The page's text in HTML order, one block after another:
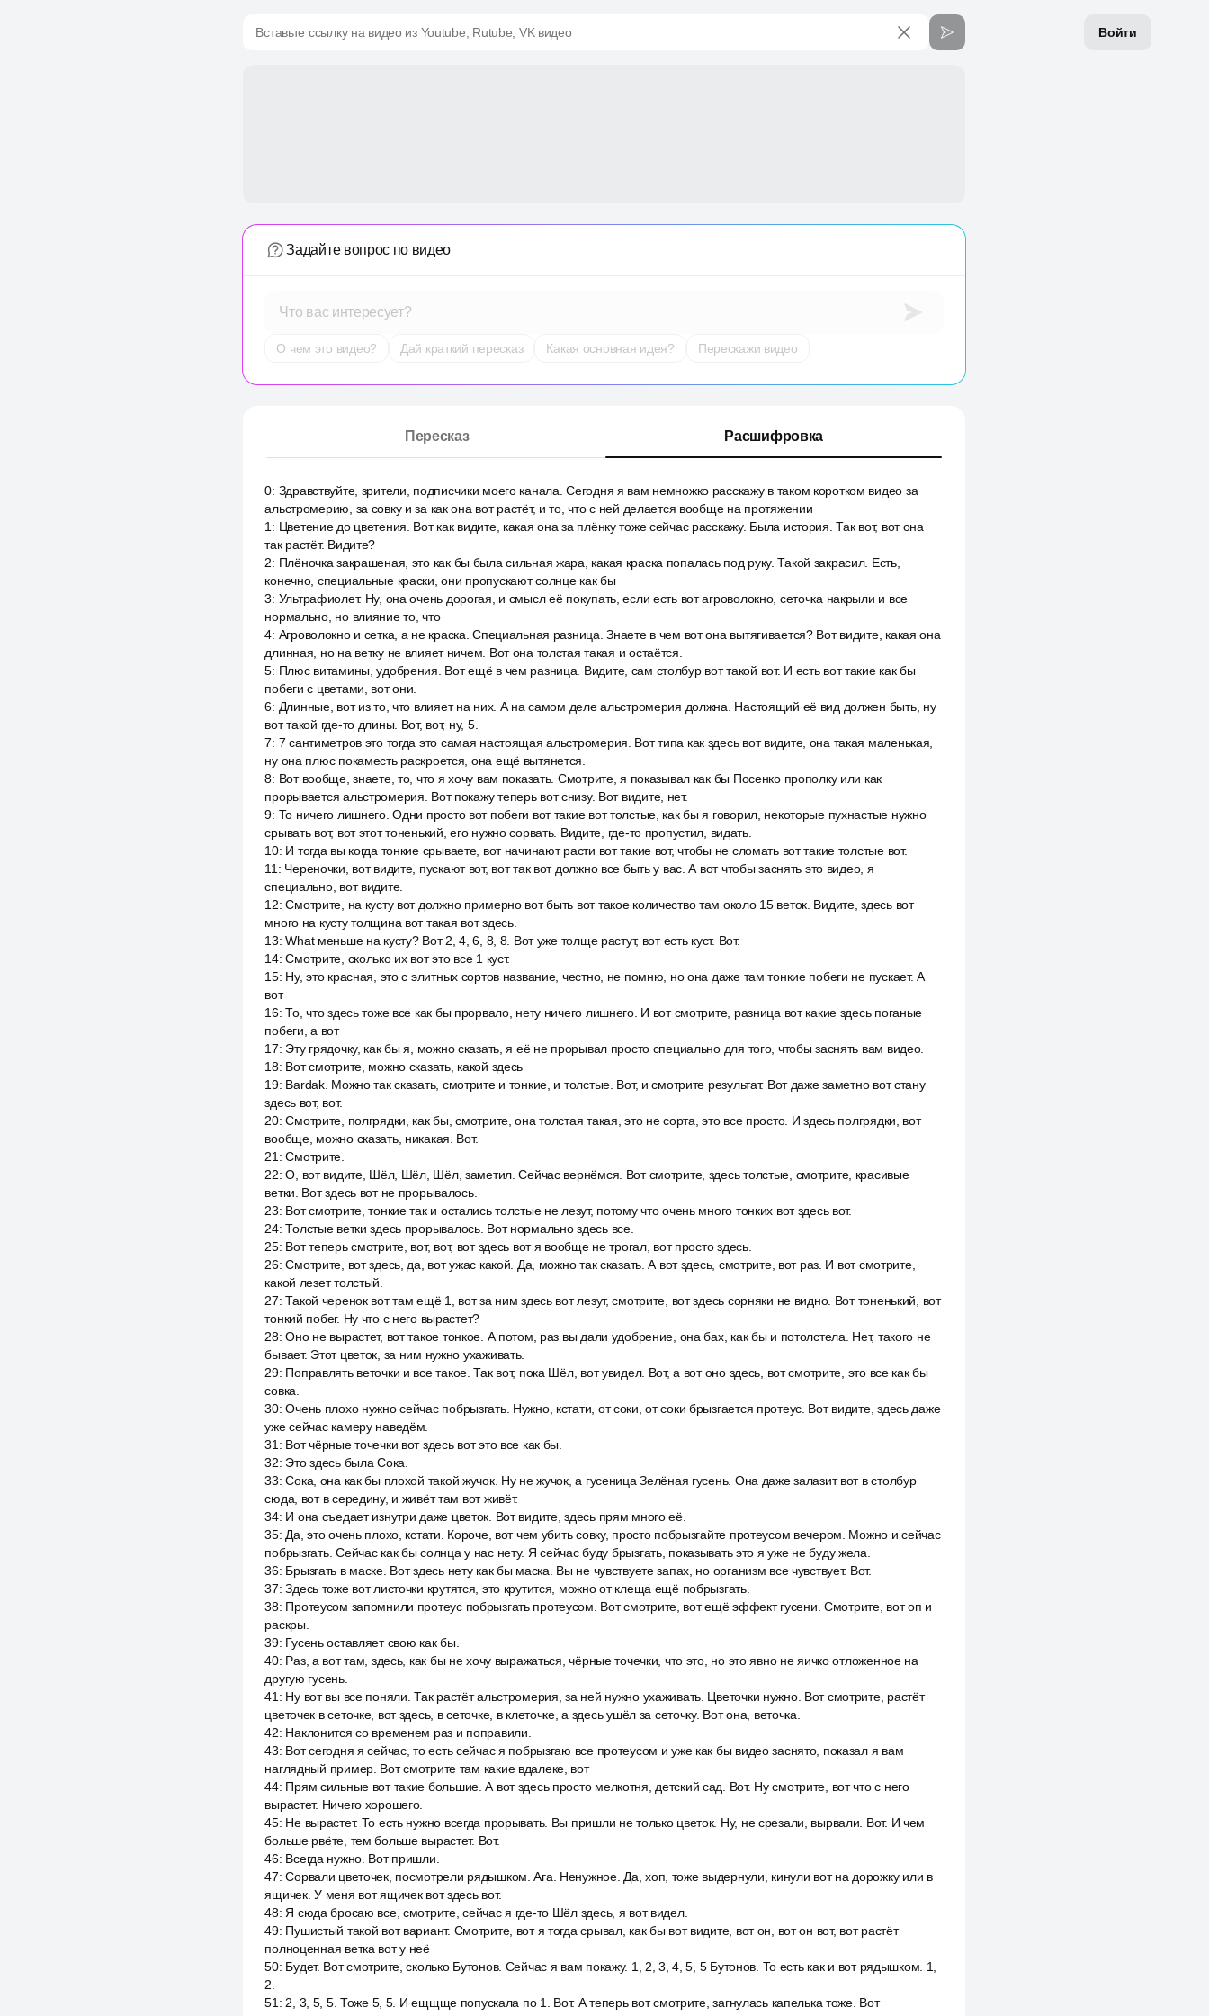
Войти
Вставьте ссылку на видео из Youtube, Rutube, VK видео
Задайте вопрос по видео
Что вас интересует?
О чем это видео? Дай краткий пересказ Какая основная идея? Перескажи видео
Пересказ Расшифровка
0: Здравствуйте, зрители, подписчики моего канала. Сегодня я вам немножко расскажу в таком коротком видео за
альстромерию, за совку и за как она вот растёт, и то, что с ней делается вообще на протяжении
1 : Цветение до цветения. Вот как видите, какая она за плёнку тоже сейчас расскажу. Была история. Так вот, вот она
так растёт. Видите?
2: Плёночка закрашеная, это как бы была сильная жара, какая краска попалась под руку. Такой закрасил. Есть,
конечно, специальные краски, они пропускают солнце как бы
3: Ультрафиолет. Ну, она очень дорогая, и смысл её покупать, если есть вот агроволокно, сеточка накрыли и все
нормально, но влияние то, что
4: Агроволокно и сетка, а не краска. Специальная разница. Знаете в чем вот она вытягивается? Вот видите, какая она
длинная, но на ветку не влияет ничем. Вот она толстая такая и остаётся.
5: Плюс витамины, удобрения. Вот ещё в чем разница. Видите, сам столбур вот такой вот. И есть вот такие как бы
побеги с цветами, вот они.
6: Длинные, вот из то, что влияет на них. А на самом деле альстромерия должна. Настоящий её вид должен быть, ну
вот такой где-то длины. Вот, вот, ну, 5.
7: 7 сантиметров это тогда это самая настоящая альстромерия. Вот типа как здесь вот видите, она такая маленькая,
ну она плюс покаместь раскроется, она ещё вытянется.
8: Вот вообще, знаете, то, что я хочу вам показать. Смотрите, я показывал как бы Посенко прополку или как
прорывается альстромерия. Вот покажу теперь вот снизу. Вот видите, нет.
9: То ничего лишнего. Одни просто вот побеги вот такие вот толстые, как бы я говорил, некоторые пухнастые нужно
срывать вот, вот этот тоненький, его нужно сорвать. Видите, где-то пропустил, видать.
10: И тогда вы когда тонкие срываете, вот начинают расти вот такие вот, чтобы не сломать вот такие толстые вот.
11 : Череночки, вот видите, пускают вот, вот так вот должно все быть у вас. А вот чтобы заснять это видео, я
специально, вот видите.
12:Смотрите, на кусту вот должно примерно вот быть вот такое количество там около 15 веток. Видите, здесь вот
много на кусту толщина вот такая вот здесь.
13:What меньше на кусту? Вот 2, 4, 6, 8, 8. Вот уже толще растут, вот есть куст. Вот.
14:Смотрите, сколько их вот это все 1 куст.
15: Ну, это красная, это с элитных сортов название, честно, не помню, но она даже там тонкие побеги не пускает. А
вот
16:То, что здесь тоже все как бы прорвало, нету ничего лишнего. И вот смотрите, разница вот какие здесь поганые
побеги, а вот
17: Эту грядочку, как бы я, можно сказать, я её не прорывал просто специально для того, чтобы заснять вам видео.
18: Вот смотрите, можно сказать, какой здесь
19: Bardak. Можно так сказать, смотрите и тонкие, и толстые. Вот, и смотрите результат. Вот даже заметно вот стану
здесь вот, вот.
20:Смотрите, полгрядки, как бы, смотрите, она толстая такая, это не сорта, это все просто. И здесь полгрядки, вот
вообще, можно сказать, никакая. Вот.
21 :Смотрите.
22:О, вот видите, Шёл, Шёл, Шёл, заметил. Сейчас вернёмся. Вот смотрите, здесь толстые, смотрите, красивые
ветки. Вот здесь вот не прорывалось.
23: Вот смотрите, тонкие так и остались толстые не лезут, потому что очень много тонких вот здесь вот.
24:Толстые ветки здесь прорывалось. Вот нормально здесь все.
25: Вот теперь смотрите, вот, вот, вот здесь вот я вообще не трогал, вот просто здесь.
26:Смотрите, вот здесь, да, вот ужас какой. Да, можно так сказать. А вот здесь, смотрите, вот раз. И вот смотрите,
какой лезет толстый.
27:Такой черенок вот там ещё 1, вот за ним здесь вот лезут, смотрите, вот здесь сорняки не видно. Вот тоненький, вот
тонкий побег. Ну что с него вырастет?
28:Оно не вырастет, вот такое тонкое. А потом, раз вы дали удобрение, она бах, как бы и потолстела. Нет, такого не
бывает. Этот цветок, за ним нужно ухаживать.
29: Поправлять веточки и все такое. Так вот, пока Шёл, вот увидел. Вот, а вот оно здесь, вот смотрите, это все как бы
совка.
30:Очень плохо нужно сейчас побрызгать. Нужно, кстати, от соки, от соки брызгается протеус. Вот видите, здесь даже
уже сейчас камеру наведём.
31 : Вот чёрные точечки вот здесь вот это все как бы.
32: Это здесь была Сока.
33:Сока, она как бы плохой такой жучок. Ну не жучок, а гусеница Зелёная гусень. Она даже залазит вот в столбур
сюда, вот в середину, и живёт там вот живёт.
34: И она съедает изнутри даже цветок. Вот видите, здесь прям много её.
35: Да, это очень плохо, кстати. Короче, вот чем убить совку, просто побрызгайте протеусом вечером. Можно и сейчас
побрызгать. Сейчас как бы солнца у нас нету. Я сейчас буду брызгать, показывать это я уже не буду жела.
36: Брызгать в маске. Вот здесь нету как бы маска. Вы не чувствуете запах, но организм все чувствует. Вот.
37:Здесь тоже вот листочки крутятся, это крутится, можно от клеща ещё побрызгать.
38: Протеусом запомнили протеус побрызгать протеусом. Вот смотрите, вот ещё эффект гусени. Смотрите, вот оп и
раскры.
39: Гусень оставляет свою как бы.
40: Раз, а вот там, здесь, как бы не хочу выражаться, чёрные точечки, что это, но это явно не яичко отложенное на
другую гусень.
41 : Ну вот вы все поняли. Так растёт альстромерия, за ней нужно ухаживать. Цветочки нужно. Вот смотрите, растёт
цветочек в сеточке, вот здесь, в сеточке, в клеточке, а здесь ушёл за сеточку. Вот она, веточка.
42: Наклонится со временем раз и поправили.
43: Вот сегодня я сейчас, то есть сейчас я побрызгаю все протеусом и уже как бы видео заснято, показал я вам
наглядный пример. Вот смотрите там какие вдалеке, вот
44: Прям сильные вот такие большие. А вот здесь просто мелкотня, детский сад. Вот. Ну смотрите, вот что с него
вырастет. Ничего хорошего.
45: Не вырастет. То есть нужно всегда прорывать. Вы пришли не только цветок. Ну, не срезали, вырвали. Вот. И чем
больше рвёте, тем больше вырастет. Вот.
46: Всегда нужно. Вот пришли.
47:Сорвали цветочек, посмотрели рядышком. Ага. Ненужное. Да, хоп, тоже выдернули, кинули вот на дорожку или в
ящичек. У меня вот ящичек вот здесь вот.
48: Я сюда бросаю все, смотрите, сейчас я где-то Шёл здесь, я вот видел.
49: Пушистый такой вот вариант. Смотрите, вот я тогда срывал, как бы вот видите, вот он, вот он вот, вот растёт
полноценная ветка вот у неё
50: Будет. Вот смотрите, сколько Бутонов. Сейчас я вам покажу. 1, 2, 3, 4, 5, 5 Бутонов. То есть как и вот рядышком. 1,
2.
51 : 2, 3, 5, 5. Тоже 5, 5. И ещщще попускала по 1. Вот. А теперь вот смотрите, загнулась капелька тоже. Вот